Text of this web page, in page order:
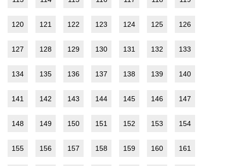
120 121 122 123 124 125 126
127 128 129 130 131 132 133
134 135 136 137 138 139 140
141 142 143 144 145 146 147
148 149 150 151 152 153 154
155 156 157 158 159 160 161